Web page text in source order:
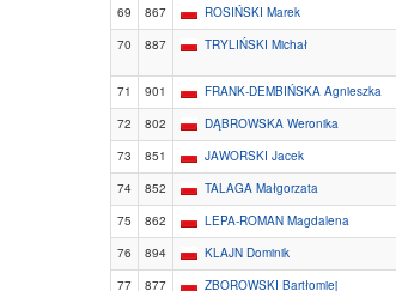
69
867 ROSIŃSKI Marek
70
887 TRYLIŃSKI Michał
71 901 FRANK-DEMBIŃSKA Agnieszka
72
802 DĄBROWSKA Weronika
73
851 JAWORSKI Jacek
74
852 TALAGA Małgorzata
75
862 LEPA-ROMAN Magdalena
76
894 KLAJN Dominik
77
877 ZBOROWSKI Bartłomiej